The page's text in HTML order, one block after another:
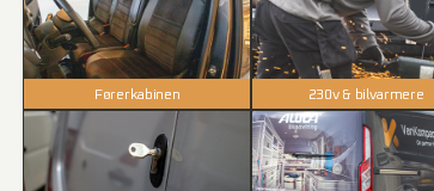
Førerkabinen 230v & bilvarmere